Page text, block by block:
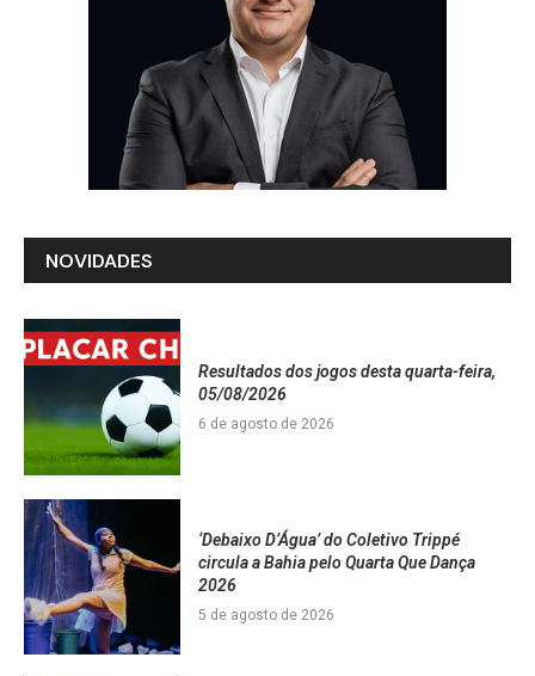
NOVIDADES
Resultados dos jogos desta quarta-feira,
05/08/2026
6 de agosto de 2026
‘Debaixo D’Água’ do Coletivo Trippé
circula a Bahia pelo Quarta Que Dança
2026
5 de agosto de 2026